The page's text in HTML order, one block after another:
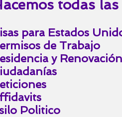
todas
para Estados
de Trabajo
y Renovación
Politico